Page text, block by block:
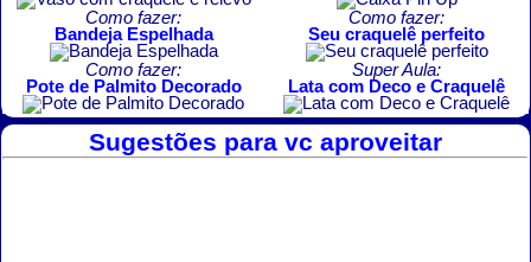
Como fazer:
Bandeja Espelhada
Como fazer:
Seu craquelê perfeito
Como fazer:
Pote de Palmito Decorado
Super Aula:
Lata com Deco e Craquelê
Sugestões para vc aproveitar